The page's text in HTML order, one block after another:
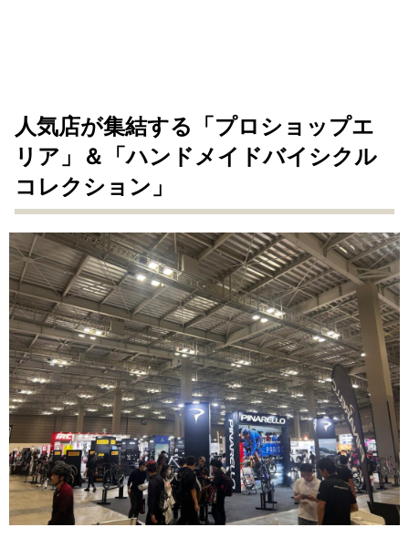
人気店が集結する「プロショップエ
リア」＆「ハンドメイドバイシクル
コレクション」